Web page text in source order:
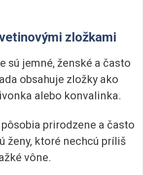
zložkami
sú jemné, ženské a často
obsahuje zložky ako
alebo konvalinka.
prirodzene a často
ženy, ktoré nechcú príliš
vône.